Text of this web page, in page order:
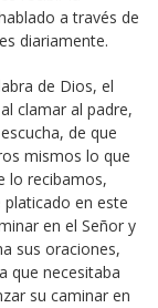
a través de
diariamente.
de Dios, el
clamar al padre,
de que
mismos lo que
lo recibamos,
en este
en el Señor y
sus oraciones,
que necesitaba
su caminar en